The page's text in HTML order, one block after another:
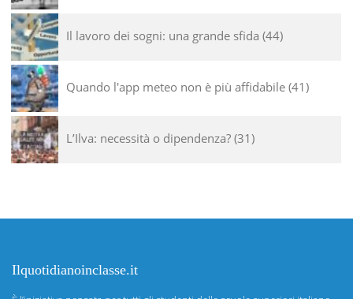
Il lavoro dei sogni: una grande sfida 44
Quando l'app meteo non è più affidabile 41
L’Ilva: necessità o dipendenza? 31
Ilquotidianoinclasse.it